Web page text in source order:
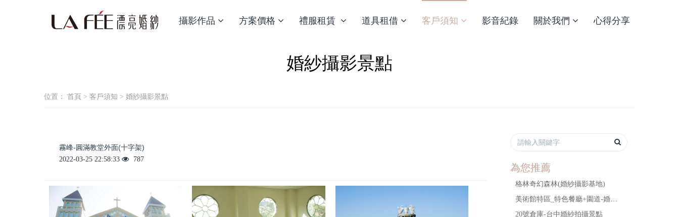
攝影作品 方案價格 禮服租賃 道具租借 客戶須知 影音紀錄 關於我們 心得分享
婚紗攝影景點
位置： 首頁 > 客戶須知 > 婚紗攝影景點
霧峰-圓滿教堂外面(十字架)
2022-03-25 22:58:33 787
為您推薦
格林奇幻森林(婚紗攝影基地)
美術館特區_特色餐廳+園道-婚紗拍攝景點
20號倉庫-台中婚紗拍攝景點